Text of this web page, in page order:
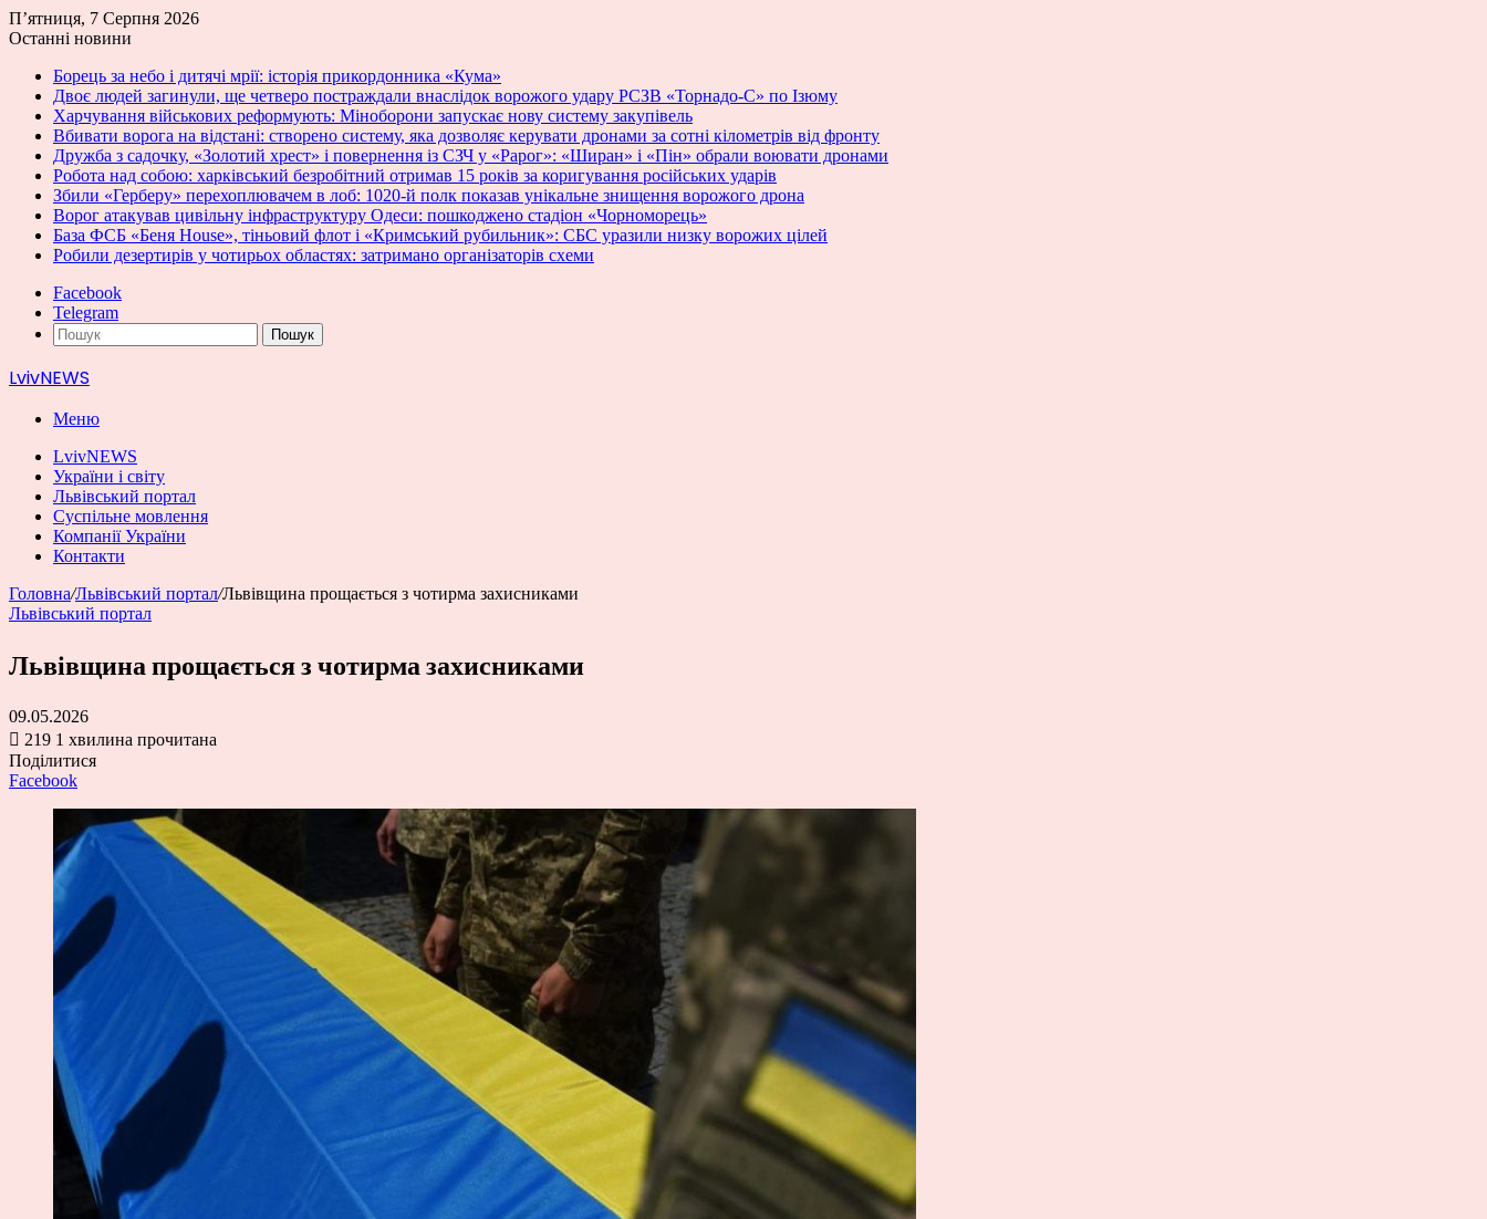
П’ятниця, 7 Серпня 2026
Останні новини
Борець за небо і дитячі мрії: історія прикордонника «Кума»
Двоє людей загинули, ще четверо постраждали внаслідок ворожого удару РСЗВ «Торнадо-С» по Ізюму
Харчування військових реформують: Міноборони запускає нову систему закупівель
Вбивати ворога на відстані: створено систему, яка дозволяє керувати дронами за сотні кілометрів від фронту
Дружба з садочку, «Золотий хрест» і повернення із СЗЧ у «Рарог»: «Ширан» і «Пін» обрали воювати дронами
Робота над собою: харківський безробітний отримав 15 років за коригування російських ударів
Збили «Герберу» перехоплювачем в лоб: 1020-й полк показав унікальне знищення ворожого дрона
Ворог атакував цивільну інфраструктуру Одеси: пошкоджено стадіон «Чорноморець»
База ФСБ «Беня House», тіньовий флот і «Кримський рубильник»: СБС уразили низку ворожих цілей
Робили дезертирів у чотирьох областях: затримано організаторів схеми
Facebook
Telegram
Пошук
LvivNEWS
Меню
LvivNEWS
України і світу
Львівський портал
Суспільне мовлення
Компанії України
Контакти
Головна/Львівський портал/Львівщина прощається з чотирма захисниками
Львівський портал
Львівщина прощається з чотирма захисниками
09.05.2026
219 1 хвилина прочитана
Поділитися
Facebook